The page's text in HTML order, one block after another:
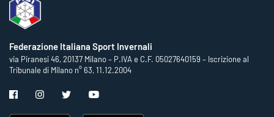
Federazione Italiana Sport Invernali
via Piranesi 46, 20137 Milano – P.IVA e C.F. 05027640159 – Iscrizione al
Tribunale di Milano n° 63, 11.12.2004